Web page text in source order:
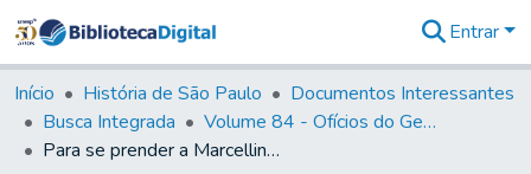
&
Coleções
Tudo na
Biblioteca
Entrar
Início História de São Paulo
Documentos Interessantes
Busca Integrada
Volume 84 - Ofícios do General Martins Lopes de Saldanha (Governador da Capitania): 1782- 1786
Para se prender a Marcellino Nunes